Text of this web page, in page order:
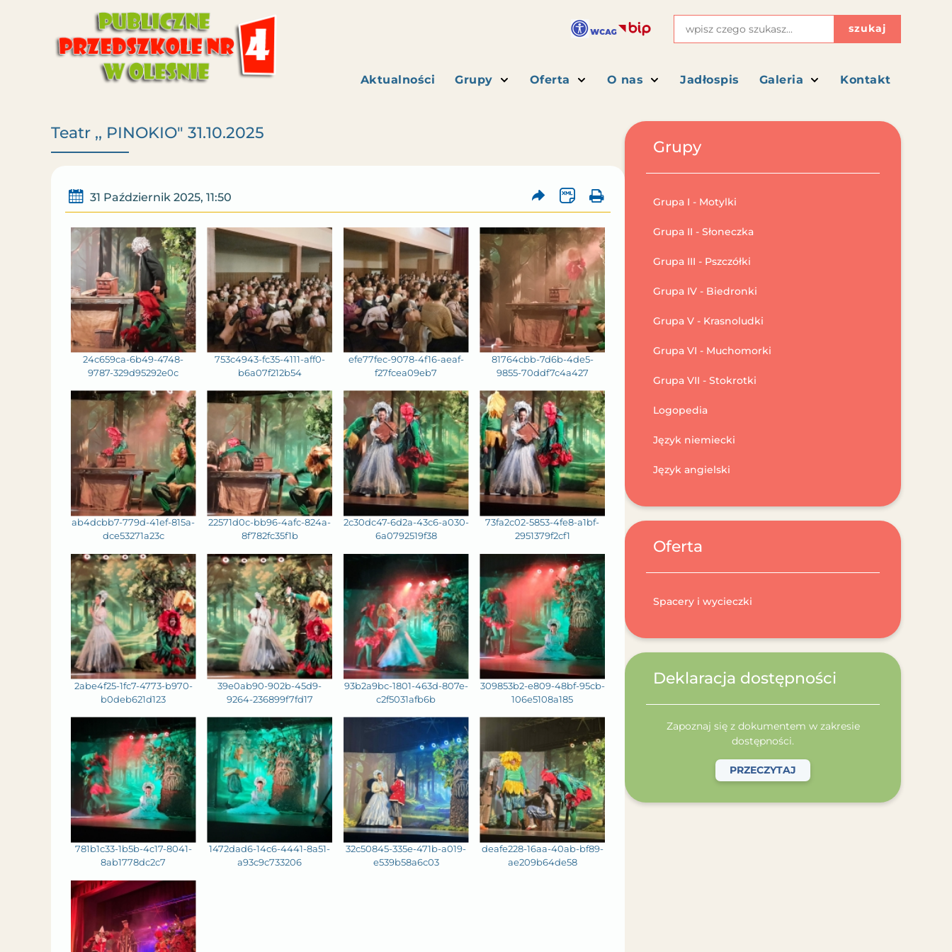
szukaj
Aktualności Grupy Oferta O nas Jadłospis Galeria Kontakt
Grupy
Grupa I - Motylki
Grupa II - Słoneczka
Grupa III - Pszczółki
Grupa IV - Biedronki
Grupa V - Krasnoludki
Grupa VI - Muchomorki
Grupa VII - Stokrotki
Logopedia
Język niemiecki
Język angielski
Oferta
Spacery i wycieczki
Deklaracja dostępności
Zapoznaj się z dokumentem w zakresie
dostępności.
PRZECZYTAJ
Teatr ,, PINOKIO" 31.10.2025
31 Październik 2025, 11:50
24c659ca-6b49-4748-
9787-329d95292e0c
753c4943-fc35-4111-aff0-
b6a07f212b54
efe77fec-9078-4f16-aeaf-
f27fcea09eb7
81764cbb-7d6b-4de5-
9855-70ddf7c4a427
ab4dcbb7-779d-41ef-815a-
dce53271a23c
22571d0c-bb96-4afc-824a-
8f782fc35f1b
2c30dc47-6d2a-43c6-a030-
6a0792519f38
73fa2c02-5853-4fe8-a1bf-
2951379f2cf1
2abe4f25-1fc7-4773-b970-
b0deb621d123
39e0ab90-902b-45d9-
9264-236899f7fd17
93b2a9bc-1801-463d-807e-
c2f5031afb6b
309853b2-e809-48bf-95cb-
106e5108a185
781b1c33-1b5b-4c17-8041-
8ab1778dc2c7
1472dad6-14c6-4441-8a51-
a93c9c733206
32c50845-335e-471b-a019-
e539b58a6c03
deafe228-16aa-40ab-bf89-
ae209b64de58